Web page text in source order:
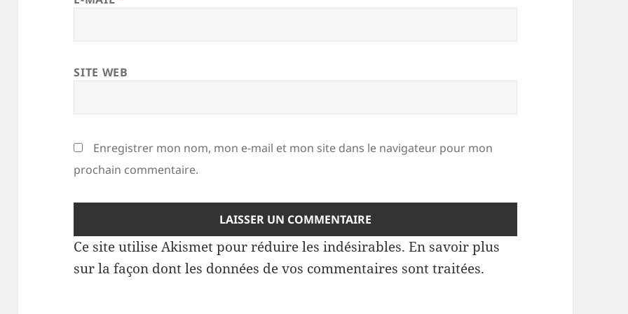
SITE WEB
Enregistrer mon nom, mon e-mail et mon site dans le navigateur pour mon
prochain commentaire.
Ce site utilise Akismet pour réduire les indésirables.En savoir plus
sur la façon dont les données de vos commentaires sont traitées.